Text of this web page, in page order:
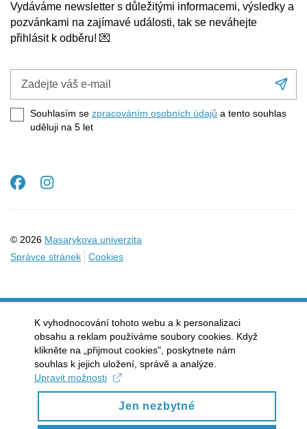
Vydáváme newsletter s důležitými informacemi, výsledky a
pozvánkami na zajímavé události, tak se neváhejte
přihlásit k odběru! 💌
e-
mail
Souhlasím se zpracováním osobních údajů a tento souhlas
uděluji na 5 let
© 2026 Masarykova univerzita
Správce stránek
Cookies
Facebook
Instagram
K vyhodnocování tohoto webu a k personalizaci
obsahu a reklam používáme soubory cookies. Když
klikněte na „přijmout cookies", poskytnete nám
souhlas k jejich uložení, správě a analýze.
Upravit možnosti
Jen nezbytné